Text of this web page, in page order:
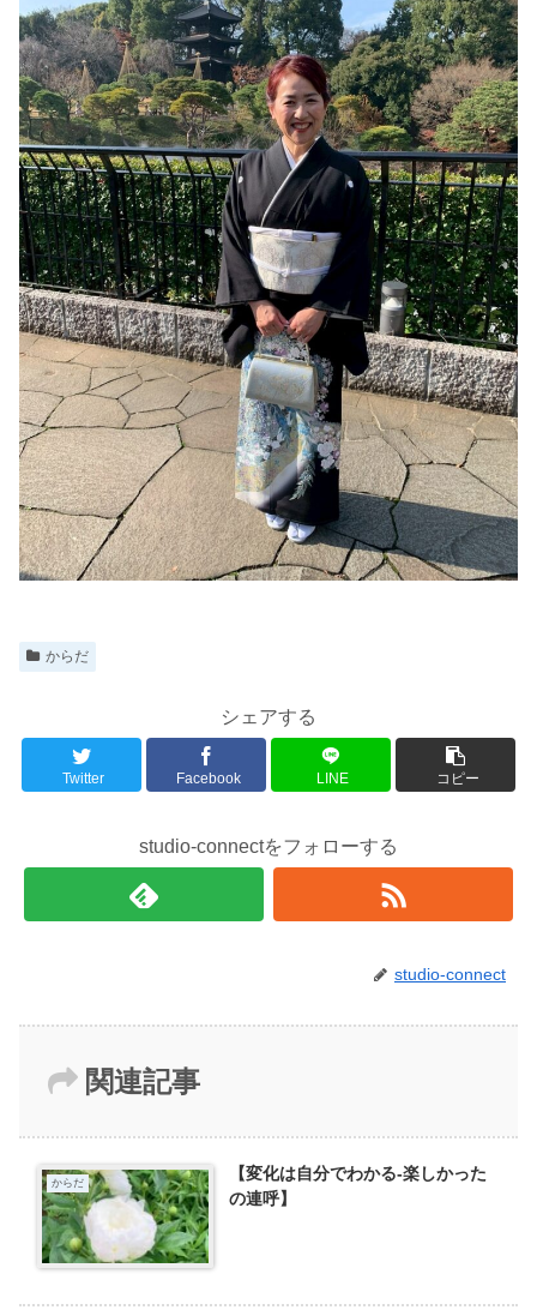
からだ
シェアする
Twitter Facebook LINE コピー
studio-connectをフォローする
studio-connect
関連記事
からだ
【変化は自分でわかる-楽しかった
の連呼】